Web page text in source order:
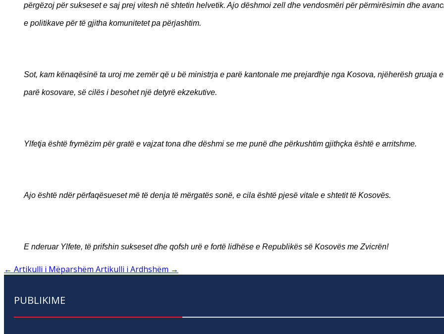
përgëzoj për sukseset e saj prej vitesh në shtetin helvetik. Ajo dëshmoi zell dhe vendosmëri për përmirësimin dhe
e politikave për të gjitha komunitetet pa përjashtim.
Sot, kam kënaqësinë ta uroj me zemër që u bë ministrja e parë kantonale me prejardhje nga Kosova, njëherësh gruaja e
parë kosovare, së cilës i besohet një detyrë ekzekutive.
Ylfetja është frymëzim për gratë e vajzat tona dhe dëshmi se me punë dhe përkushtim gjithçka është e arritshme.
Ajo është ndër përfaqësueset më të denja të mërgatës sonë, e cila është pjesë vitale e shtetit të Kosovës.
E nderuar Ylfete, të prifshin sukseset dhe qofsh urë e fortë lidhëse e Republikës së Kosovës me Zvicrën!
← Artikulli i Mëparshëm Artikulli i Ardhshëm →
PUBLIKIME